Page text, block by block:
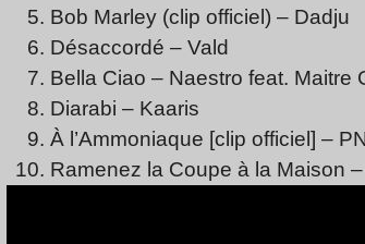
Bob Marley (clip officiel) – Dadju
Désaccordé – Vald
Bella Ciao – Naestro feat. Maitre
Diarabi – Kaaris
À l’Ammoniaque [clip officiel] –
Ramenez la Coupe à la Maison